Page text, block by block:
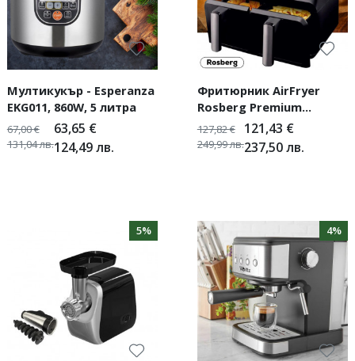
Мултикукър - Esperanza
EKG011, 860W, 5 литра
63,65 €
124,49лв.
67,00€
131,04лв.
Фритюрник AirFryer
Rosberg Premium
RP51980N, 1700W-
4л.Таймер, до 200°
121,43 €
237,50лв.
127,82€
249,99лв.
5% 4%